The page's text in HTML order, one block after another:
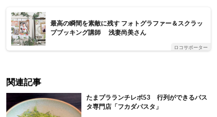
最高の瞬間を素敵に残す フォトグラファー＆スクラッ
プブッキング講師 浅妻尚美さん
ロコサポーター
関連記事
たまプラランチレポ53 行列ができるパス
タ専門店「フカダパスタ」